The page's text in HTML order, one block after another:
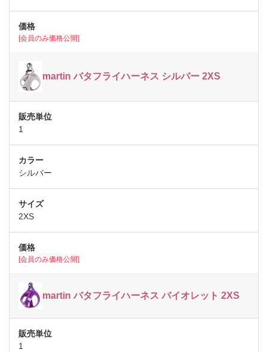
[会員のみ価格公開]
martin バタフライハーネス シルバー 2XS
1
シルバー
2XS
[会員のみ価格公開]
martin バタフライハーネス バイオレット 2XS
1